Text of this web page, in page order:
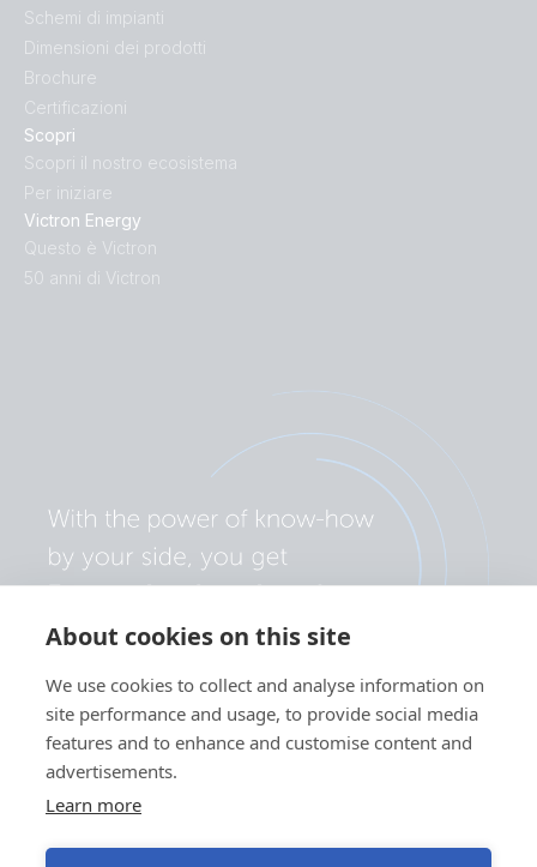
About cookies on this site
We use cookies to collect and analyse information on
site performance and usage, to provide social media
features and to enhance and customise content and
advertisements.
Learn more
Scopri
Scopri il nostro ecosistema
Per iniziare
Victron Energy
Questo è Victron
50 anni di Victron
Schemi di impianti
Dimensioni dei prodotti
Brochure
Certificazioni